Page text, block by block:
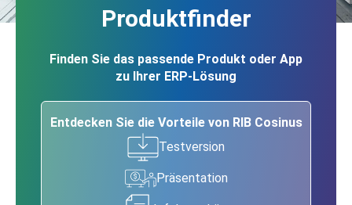
Produktfinder
Finden Sie das passende Produkt oder App
zu Ihrer ERP-Lösung
Entdecken Sie die Vorteile von RIB Cosinus
Testversion
Präsentation